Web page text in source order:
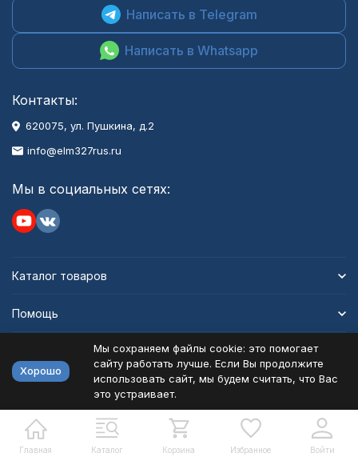
Главная Каталог Корзина Избранное Войти
Написать в Telegram
Написать в Whatsapp
Контакты:
620075, ул. Пушкина, д.2
info@elm327rus.ru
Мы в социальных сетях:
Каталог товаров
Помощь
Политика персональных данных
Разработано в bodysite.ru
Хорошо
Мы сохраняем файлы cookie: это помогает
сайту работать лучше. Если Вы продолжите
использовать сайт, мы будем считать, что Вас
это устраивает.